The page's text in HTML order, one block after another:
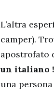
L’altra
camper).
apostrofato
un italiano !
una